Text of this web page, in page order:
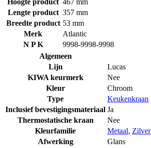
Hoogte product 467 mm
Lengte product 357 mm
Breedte product 53 mm
Merk
Atlantic
N P K
9998-9998-9998
Algemeen
Lijn
Lucas
KIWA keurmerk
Nee
Kleur
Chroom
Type
Keukenkraan
Inclusief bevestigingsmateriaal Ja
Thermostatische kraan
Nee
Kleurfamilie
Metaal, Zilver
Afwerking
Glans